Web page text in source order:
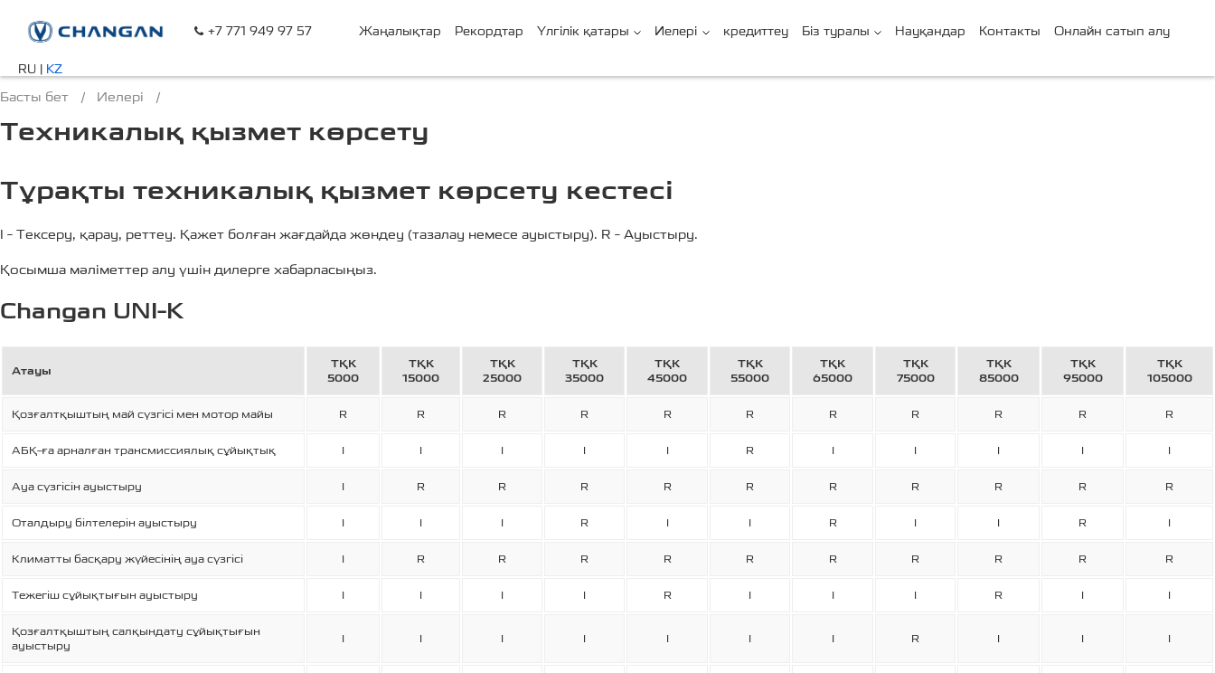
+7 771 949 97 57 Жаңалықтар Рекордтар Үлгілік қатары Иелері кредиттеу Біз туралы Науқандар Контакты Онлайн сатып алу
RU KZ
Басты бет / Иелері /
Техникалық қызмет көрсету
Тұрақты техникалық қызмет көрсету кестесі
I – Тексеру, қарау, реттеу. Қажет болған жағдайда жөндеу (тазалау немесе ауыстыру). R – Ауыстыру.
Қосымша мәліметтер алу үшін дилерге хабарласыңыз.
Changan UNI-K
Атауы
ТҚК
5000
ТҚК
15000
ТҚК
25000
ТҚК
35000
ТҚК
45000
ТҚК
55000
ТҚК
65000
ТҚК
75000
ТҚК
85000
ТҚК
95000
ТҚК
105000
Қозғалтқыштың май сүзгісі мен мотор майы R R R R R R R R R R R
АБҚ-ға арналған трансмиссиялық сұйықтық I I I I I R I I I I I
Ауа сүзгісін ауыстыру I R R R R R R R R R R
Оталдыру білтелерін ауыстыру I I I R I I R I I R I
Климатты басқару жүйесінің ауа сүзгісі I R R R R R R R R R R
Тежегіш сұйықтығын ауыстыру I I I I R I I I R I I
Қозғалтқыштың салқындату сұйықтығын
ауыстыру
I I I I I I I R I I I